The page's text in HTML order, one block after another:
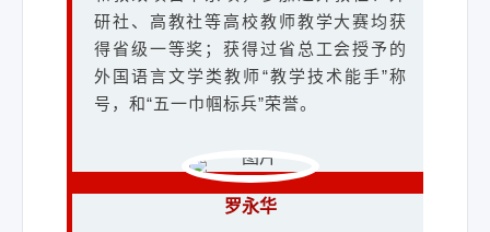
刘吉俊
玉溪师范学院外国语学院
长。英语语言文学硕士，研究方向为英
语教育，全国本科毕业论文抽检评审专
家，昆明市骨干教师培训主讲教师，经
开区小学英语名师工作室主持人、英语
学科带头人、优秀党员、优秀园丁。多
次承担省市区级专题讲座及示范课任
课题研究，担任《英语与阅读》教材编
省中小学生学业质量评审专家，四川省
教育学会会员，成都市教育学会外语教
学专业委员会理事；成都市教科院成都
数字学校授课教师；成都市新都区班主
指导师；曾获得四川省“四有”好老师、四
川省中小学名班主任、成都市英语特级
教师、成都市优秀班主任、成都市优秀
研社、高教社等高校教师教学大赛均获
得省级一等奖；获得过省总工会授予的
外国语言文学类教师“教学技术能手”称
号，和“五一巾帼标兵”荣誉。
罗永华